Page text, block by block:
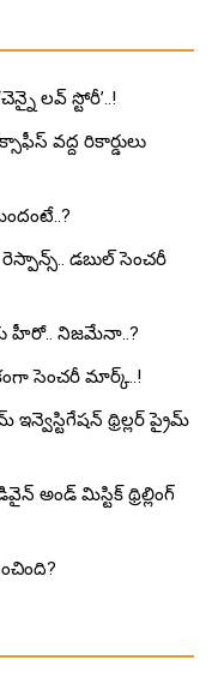
లవ్ స్టోరీ’..!
వద్ద రికార్డులు
డబుల్ సెంచరీ
హీరో.. నిజమేనా..?
సెంచరీ మార్క్..!
ఇన్వెస్టిగేషన్ థ్రిల్లర్ ప్రైమ్
అండ్ మిస్టిక్ థ్రిల్లింగ్